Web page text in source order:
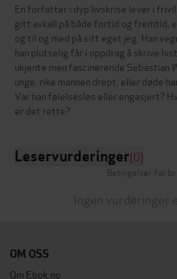
En forfatter i dyp livskrise lever i
gitt avkall på både fortid og fremtid,
og til og med på sitt eget jeg. Han
han plutselig får i oppdrag å skrive
ukjente men fascinerende Sebastian
unge, rike mannen drept, eller døde
Var han følelsesløs eller engasjert?
Leservurderinger(0)
Betingelser for
Ingen vurderinger
OM OSS
Om Ebok.no